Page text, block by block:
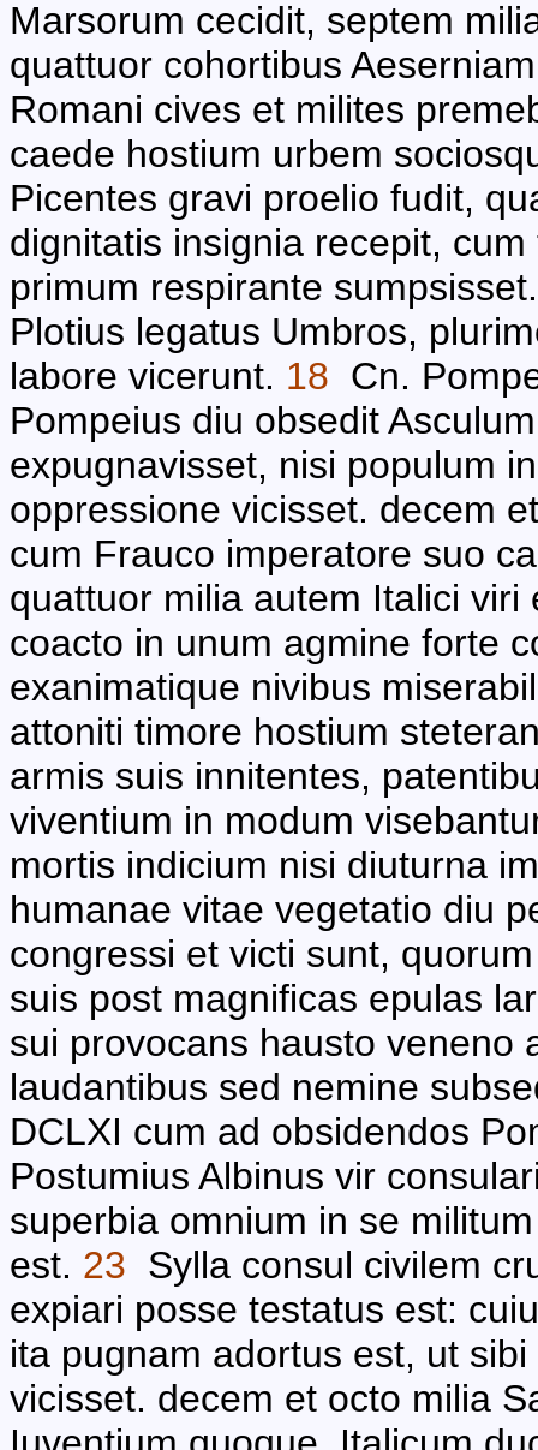
Marsorum cecidit, septem
quattuor cohortibus
Romani cives et milites
caede hostium urbem
Picentes gravi proelio fudit,
dignitatis insignia recepit,
primum respirante
Plotius legatus Umbros,
labore vicerunt. 18 Cn.
Pompeius diu obsedit
expugnavisset, nisi populum
oppressione vicisset. decem
cum Frauco imperatore suo
quattuor milia autem Italici
coacto in unum agmine forte
exanimatique nivibus
attoniti timore hostium
armis suis innitentes,
viventium in modum
mortis indicium nisi diuturna
humanae vitae vegetatio diu
congressi et victi sunt,
suis post magnificas epulas
sui provocans hausto veneno
laudantibus sed nemine
DCLXI cum ad obsidendos
Postumius Albinus vir
superbia omnium in se
est. 23 Sylla consul civilem
expiari posse testatus est:
ita pugnam adortus est, ut
vicisset. decem et octo milia